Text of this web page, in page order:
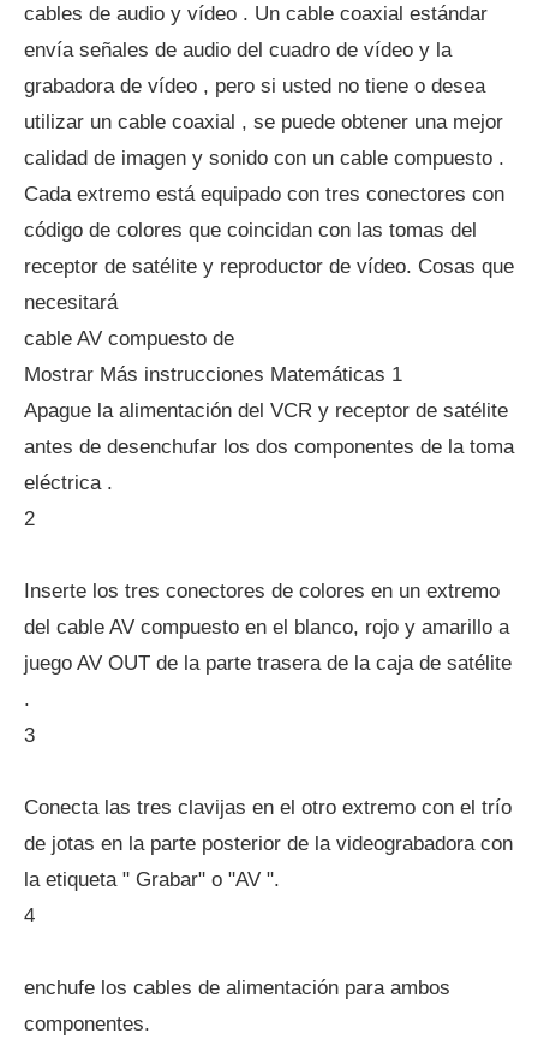
cables de audio y vídeo . Un cable coaxial estándar
envía señales de audio del cuadro de vídeo y la
grabadora de vídeo , pero si usted no tiene o desea
utilizar un cable coaxial , se puede obtener una mejor
calidad de imagen y sonido con un cable compuesto .
Cada extremo está equipado con tres conectores con
código de colores que coincidan con las tomas del
receptor de satélite y reproductor de vídeo. Cosas que
necesitará
cable AV compuesto de
Mostrar Más instrucciones Matemáticas 1
Apague la alimentación del VCR y receptor de satélite
antes de desenchufar los dos componentes de la toma
eléctrica .
2
Inserte los tres conectores de colores en un extremo
del cable AV compuesto en el blanco, rojo y amarillo a
juego AV OUT de la parte trasera de la caja de satélite
.
3
Conecta las tres clavijas en el otro extremo con el trío
de jotas en la parte posterior de la videograbadora con
la etiqueta " Grabar" o "AV ".
4
enchufe los cables de alimentación para ambos
componentes.